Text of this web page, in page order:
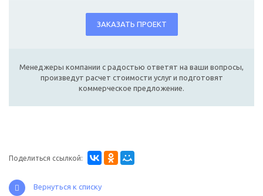
ЗАКАЗАТЬ ПРОЕКТ
Менеджеры компании с радостью ответят на ваши вопросы,
произведут расчет стоимости услуг и подготовят
коммерческое предложение.
Поделиться ссылкой:
Вернуться к списку